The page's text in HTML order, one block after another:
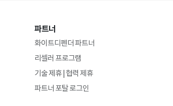
파트너
화이트디펜더 파트너
리셀러 프로그램
기술 제휴 | 협력 제휴
파트너 포탈 로그인